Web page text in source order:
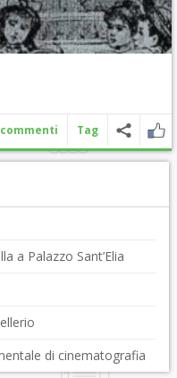
Tag
a Palazzo Sant’Elia
di cinematografia